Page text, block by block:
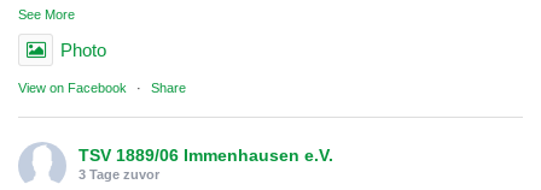
See More
Photo
View on Facebook · Share
TSV 1889/06 Immenhausen e.V.
3 Tage zuvor